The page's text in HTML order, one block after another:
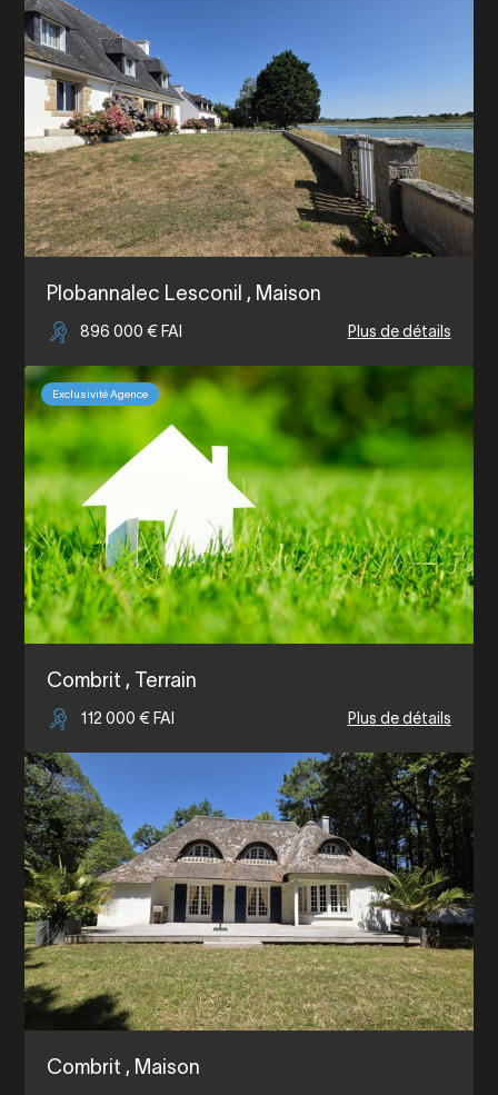
Plobannalec Lesconil , Maison
896 000 € FAI Plus de détails
Exclusivité Agence
Combrit , Terrain
112 000 € FAI Plus de détails
Combrit , Maison